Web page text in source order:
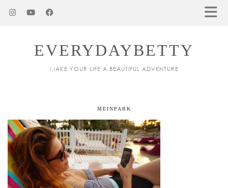
EVERYDAYBETTY
MAKE YOUR LIFE A BEAUTIFUL ADVENTURE
MEINPARK